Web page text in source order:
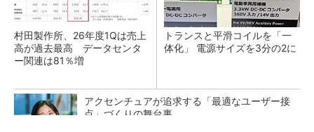
村田製作所、26年度1Qは売上
高が過去最高 データセンタ
ー関連は81％増
トランスと平滑コイルを「一
体化」 電源サイズを3分の2に
アクセンチュアが追求する「最適なユーザー接
点」づくりの舞台裏